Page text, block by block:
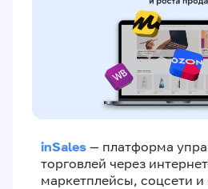
inSales — платформа
торговлей через
маркетплейсы, соцсети